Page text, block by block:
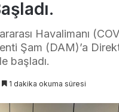
Havalimanı
Şam (DAM)’a
başladı.
1 dakika okuma süresi